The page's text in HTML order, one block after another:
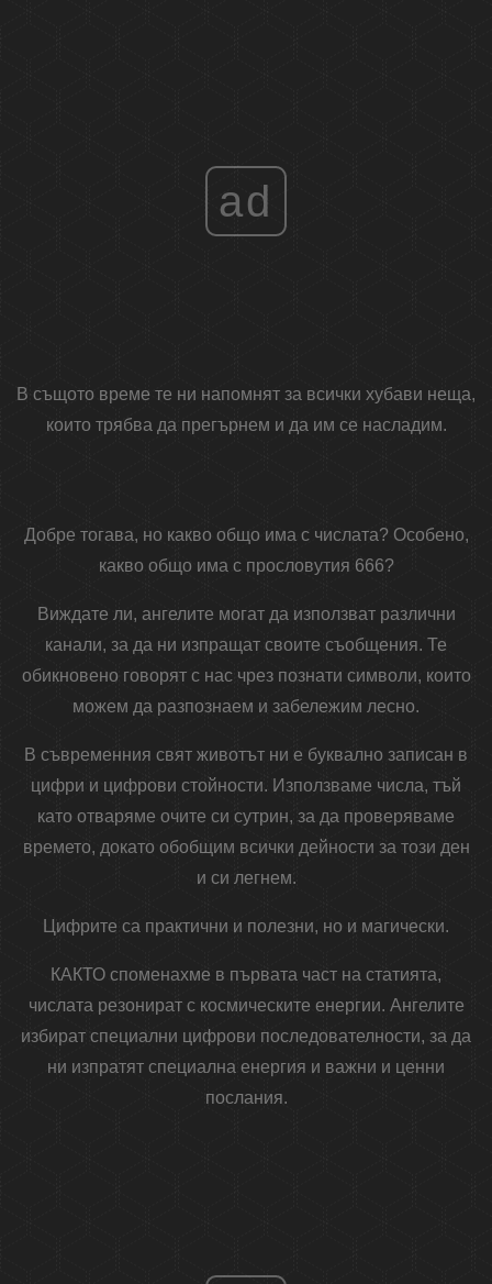
ad
В същото време те ни напомнят за всички хубави неща,
които трябва да прегърнем и да им се насладим.
Добре тогава, но какво общо има с числата? Особено,
какво общо има с прословутия 666?
Виждате ли, ангелите могат да използват различни
канали, за да ни изпращат своите съобщения. Те
обикновено говорят с нас чрез познати символи, които
можем да разпознаем и забележим лесно.
В съвременния свят животът ни е буквално записан в
цифри и цифрови стойности. Използваме числа, тъй
като отваряме очите си сутрин, за да проверяваме
времето, докато обобщим всички дейности за този ден
и си легнем.
Цифрите са практични и полезни, но и магически.
КАКТО споменахме в първата част на статията,
числата резонират с космическите енергии. Ангелите
избират специални цифрови последователности, за да
ни изпратят специална енергия и важни и ценни
послания.